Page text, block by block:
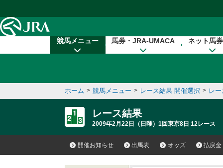
競馬メニュー 馬券・JRA-UMACA ネット馬
ホーム > 競馬メニュー > レース結果 開催選択 > レ
レース結果
2009年2月22日（日曜）1回東京8日 12レース
開催お知らせ 出馬表 オッズ 払戻金